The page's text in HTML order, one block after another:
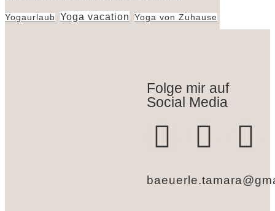
Yogaurlaub Yoga vacation Yoga von Zuhause
Folge mir auf
Social Media